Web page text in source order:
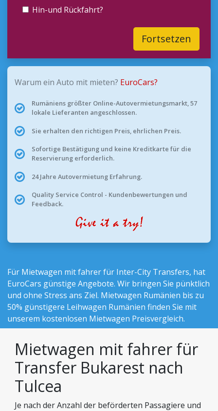
Hin-und Rückfahrt?
Fortsetzen
Warum ein Auto mit mieten? EuroCars?
Rumäniens größter Online-Autovermietungsmarkt, 57
lokale Lieferanten angeschlossen.
Sie erhalten den richtigen Preis, ehrlichen Preis.
Sofortige Bestätigung und keine Kreditkarte für die
Reservierung erforderlich.
24 Jahre Autovermietung Erfahrung.
Quality Service Control - Kundenbewertungen und
Feedback.
Für Mietwagen mit fahrer für Inter-City Transfers, hat
EuroCars günstige Angebote. Wir bringen Sie pünktlich
und ohne Stress ans Ziel. Mietwagen Rumänien bis zu
50% günstigere Leihwagen Rumänien finden Sie mit
unserem kostenlosen Mietwagen Preisvergleich.
Mietwagen mit fahrer für
Transfer Bukarest nach
Tulcea
Je nach der Anzahl der beförderten Passagiere und